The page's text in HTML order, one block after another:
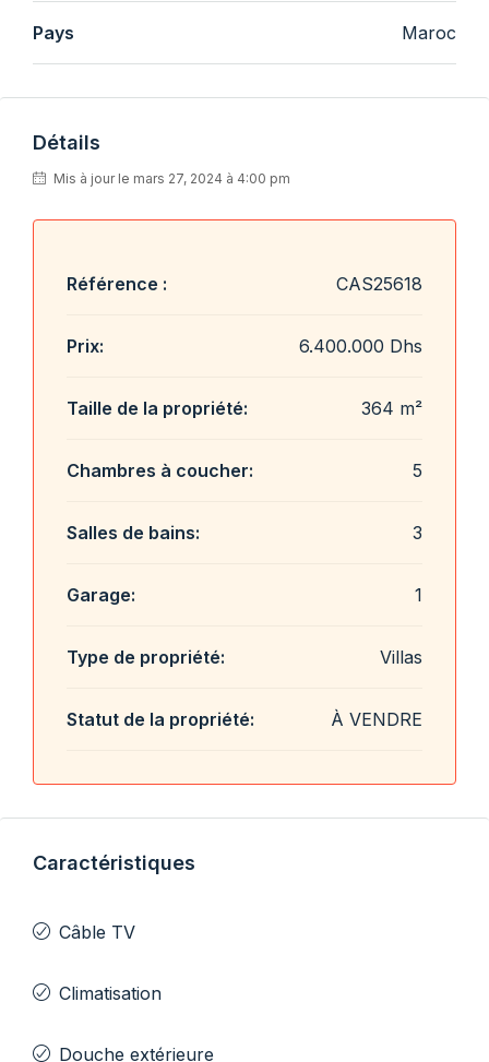
Pays Maroc
Détails
Mis à jour le mars 27, 2024 à 4:00 pm
Référence : CAS25618
Prix: 6.400.000 Dhs
Taille de la propriété: 364 m²
Chambres à coucher: 5
Salles de bains: 3
Garage: 1
Type de propriété: Villas
Statut de la propriété: À VENDRE
Caractéristiques
Câble TV
Climatisation
Douche extérieure